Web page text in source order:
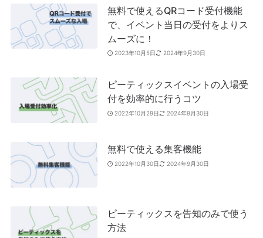
無料で使えるQRコード受付機能
で、イベント当日の受付をよりス
ムーズに！
2023年10月5日 2024年9月30日
ピーティックスイベントの入場受
付を効率的に行うコツ
2022年10月29日 2024年9月30日
無料で使える集客機能
2022年10月30日 2024年9月30日
ピーティックスを告知のみで使う
方法